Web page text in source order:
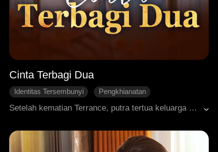
Cinta Terbagi Dua
Identitas Tersembunyi
Pengkhianatan
Setelah kematian Terrance, putra tertua keluarga Green, Lydia, istri barunya, menjadi janda. Atas perintah orang tua, Rory ditugaskan untuk meneruskan kedua garis keturunan keluarga. Meski Rory dan istrinya, Margaret, sama-sama enggan, mereka tidak bisa menentang keinginan orang tua. Di tengah paksaan ini, Lydia dengan cerdik memanfaatkan situasi dan perlahan-lahan menyusup ke dalam hati Rory. Setelah berulang kali patah hati, Margaret akhirnya memutuskan untuk bercerai dan meninggalkan keluarga Green. Namun, tepat pada hari kepergiannya, dia tewas tragis dalam sebuah kebakaran...